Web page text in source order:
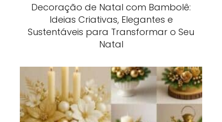
Decoração de Natal com Bambolê:
Ideias Criativas, Elegantes e
Sustentáveis para Transformar o Seu
Natal